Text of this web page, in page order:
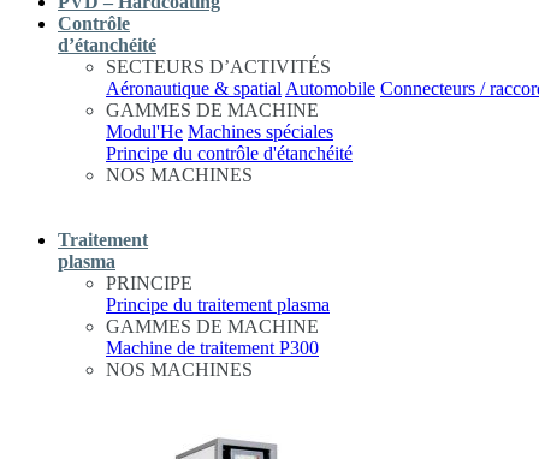
Contrôle
d’étanchéité
SECTEURS D’ACTIVITÉS
Aéronautique & spatial Automobile Connecteurs /
GAMMES DE MACHINE
Modul'He Machines spéciales
Principe du contrôle d'étanchéité
NOS MACHINES
Traitement
plasma
PRINCIPE
Principe du traitement plasma
GAMMES DE MACHINE
Machine de traitement P300
NOS MACHINES